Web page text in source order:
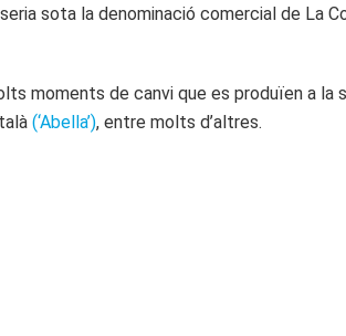
sota la denominació comercial de La
moments de canvi que es produïen a la
(‘Abella’), entre molts d’altres.